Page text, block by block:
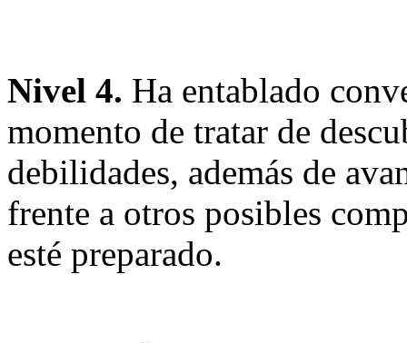
Nivel 4. Ha entablado
momento de tratar de
debilidades, además de
frente a otros posibles
esté preparado.